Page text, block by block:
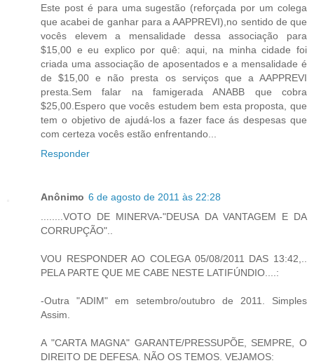
Este post é para uma sugestão (reforçada por um colega
que acabei de ganhar para a AAPPREVI),no sentido de que
vocês elevem a mensalidade dessa associação para
$15,00 e eu explico por quê: aqui, na minha cidade foi
criada uma associação de aposentados e a mensalidade é
de $15,00 e não presta os serviços que a AAPPREVI
presta.Sem falar na famigerada ANABB que cobra
$25,00.Espero que vocês estudem bem esta proposta, que
tem o objetivo de ajudá-los a fazer face ás despesas que
com certeza vocês estão enfrentando...
Responder
Anônimo 6 de agosto de 2011 às 22:28
........VOTO DE MINERVA-"DEUSA DA VANTAGEM E DA
CORRUPÇÃO"..
VOU RESPONDER AO COLEGA 05/08/2011 DAS 13:42,..
PELA PARTE QUE ME CABE NESTE LATIFÚNDIO....:
-Outra "ADIM" em setembro/outubro de 2011. Simples
Assim.
A "CARTA MAGNA" GARANTE/PRESSUPÕE, SEMPRE, O
DIREITO DE DEFESA. NÃO OS TEMOS. VEJAMOS: